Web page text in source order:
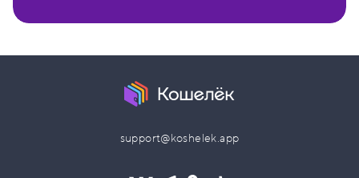
support@koshelek.app